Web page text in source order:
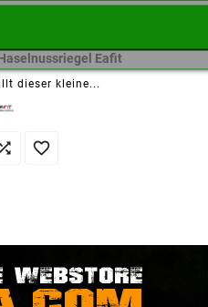
Eafit
dieser kleine...
